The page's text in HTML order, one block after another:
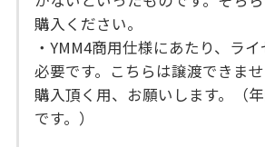
購入ください。
・YMM4商用仕様にあたり、ラ
必要です。こちらは譲渡できま
購入頂く用、お願いします。（
です。）